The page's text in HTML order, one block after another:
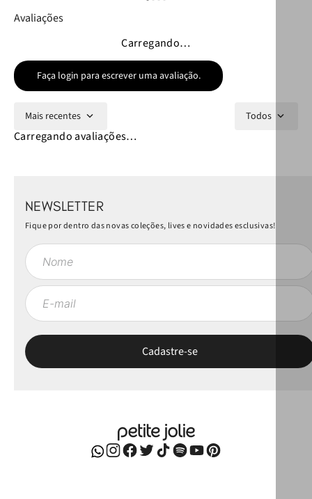
Avaliações
Carregando…
Faça login para escrever uma avaliação.
Mais recentes Todos
Carregando avaliações…
NEWSLETTER
Fique por dentro das novas coleções, lives e novidades esclusivas!